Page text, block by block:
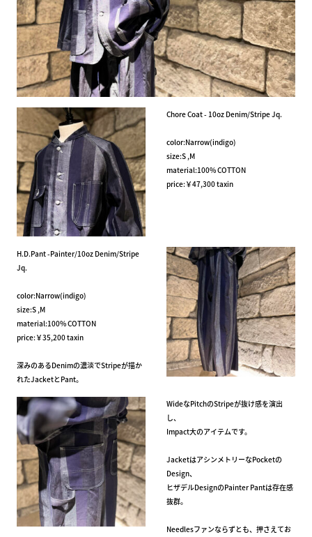
Chore Coat - 10oz Denim/Stripe Jq.
color:Narrow(indigo)
size:S ,M
material:100% COTTON
price:￥47,300 taxin
H.D.Pant -Painter/10oz Denim/Stripe
Jq.
color:Narrow(indigo)
size:S ,M
material:100% COTTON
price:￥35,200 taxin
深みのあるDenimの濃淡でStripeが描か
れたJacketとPant。
WideなPitchのStripeが抜け感を演出
し、
Impact大のアイテムです。
JacketはアシンメトリーなPocketの
Design、
ヒザデルDesignのPainter Pantは存在感
抜群。
Needlesファンならずとも、押さえてお